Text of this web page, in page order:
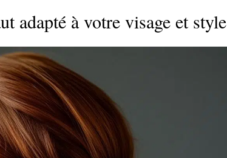
adapté à votre visage et style